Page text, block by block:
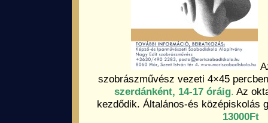
szobrászművész vezeti 4×45
szerdánként, 14-17 óráig. Az
kezdődik. Általános-és középiskolás
13000Ft